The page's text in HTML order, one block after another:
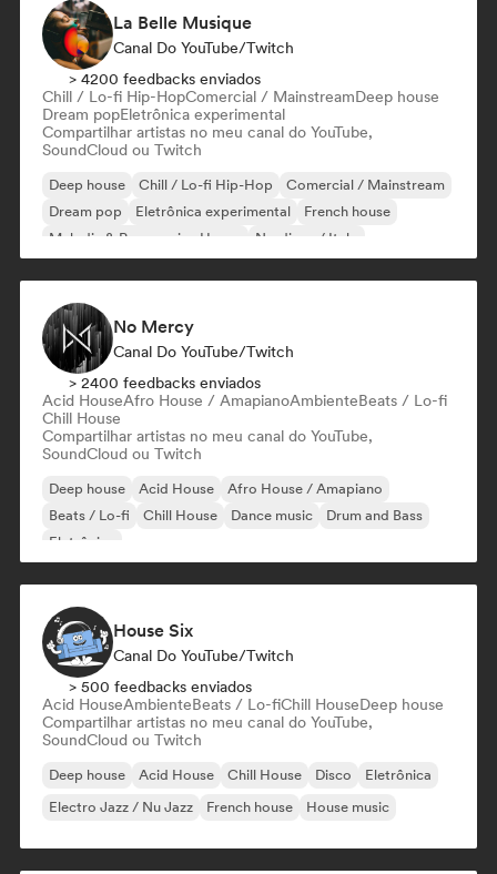
La Belle Musique
Canal Do YouTube/Twitch
> 4200 feedbacks enviados
Chill / Lo-fi Hip-HopComercial / MainstreamDeep house
Dream popEletrônica experimental
Compartilhar artistas no meu canal do YouTube,
SoundCloud ou Twitch
Deep house Chill / Lo-fi Hip-Hop
Comercial / Mainstream
Dream pop
Eletrônica experimental
French house
Melodic & Progressive House
Nu-disco / Italo
No Mercy
Canal Do YouTube/Twitch
> 2400 feedbacks enviados
Acid HouseAfro House / AmapianoAmbienteBeats / Lo-fi
Chill House
Compartilhar artistas no meu canal do YouTube,
SoundCloud ou Twitch
Deep house Acid House
Afro House / Amapiano
Beats / Lo-fi
Chill House Dance music
Drum and Bass
Eletrônica
House Six
Canal Do YouTube/Twitch
> 500 feedbacks enviados
Acid HouseAmbienteBeats / Lo-fiChill HouseDeep house
Compartilhar artistas no meu canal do YouTube,
SoundCloud ou Twitch
Deep house Acid House Chill House Disco
Eletrônica
Electro Jazz / Nu Jazz
French house House music